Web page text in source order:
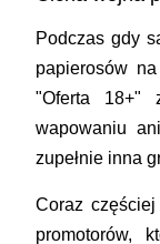
Podczas gdy
papierosów
"Oferta 18+"
wapowaniu
zupełnie inna
Coraz
promotorów,